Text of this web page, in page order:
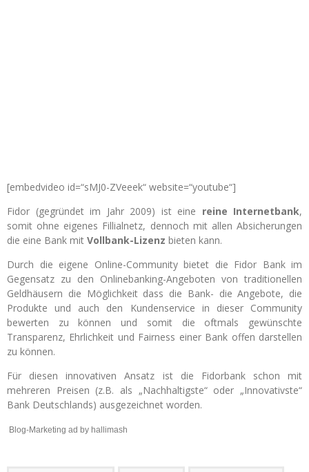
[embedvideo id=“sMJ0-ZVeeek“ website=“youtube“]
Fidor (gegründet im Jahr 2009) ist eine reine Internetbank,
somit ohne eigenes Fillialnetz, dennoch mit allen Absicherungen
die eine Bank mit Vollbank-Lizenz bieten kann.
Durch die eigene Online-Community bietet die Fidor Bank im
Gegensatz zu den Onlinebanking-Angeboten von traditionellen
Geldhäusern die Möglichkeit dass die Bank- die Angebote, die
Produkte und auch den Kundenservice in dieser Community
bewerten zu können und somit die oftmals gewünschte
Transparenz, Ehrlichkeit und Fairness einer Bank offen darstellen
zu können.
Für diesen innovativen Ansatz ist die Fidorbank schon mit
mehreren Preisen (z.B. als „Nachhaltigste“ oder „Innovativste“
Bank Deutschlands) ausgezeichnet worden.
Blog-Marketing ad by hallimash